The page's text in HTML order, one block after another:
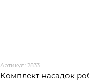
Артикул: 2833
Комплект насадок